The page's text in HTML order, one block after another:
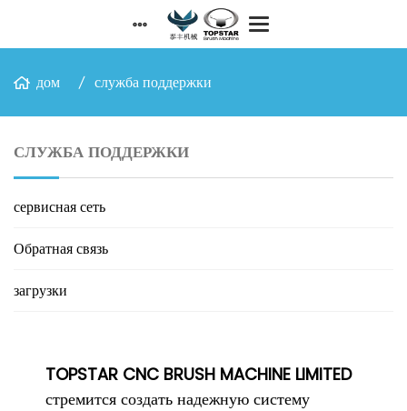
дом служба поддержки
СЛУЖБА ПОДДЕРЖКИ
сервисная сеть
Обратная связь
загрузки
TOPSTAR CNC BRUSH MACHINE LIMITED
стремится создать надежную систему